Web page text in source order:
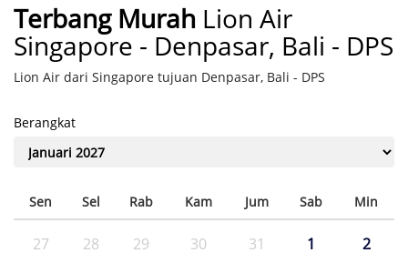
Terbang Murah Lion Air
Singapore - Denpasar, Bali - DPS
Lion Air dari Singapore tujuan Denpasar, Bali - DPS
Berangkat
Sen Sel Rab Kam Jum Sab Min
27 28 29 30 31 1 2